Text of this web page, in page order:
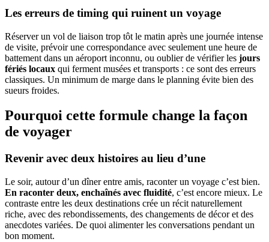
Les erreurs de timing qui ruinent un voyage
Réserver un vol de liaison trop tôt le matin après une journée intense
de visite, prévoir une correspondance avec seulement une heure de
battement dans un aéroport inconnu, ou oublier de vérifier les jours
fériés locaux qui ferment musées et transports : ce sont des erreurs
classiques. Un minimum de marge dans le planning évite bien des
sueurs froides.
Pourquoi cette formule change la façon
de voyager
Revenir avec deux histoires au lieu d’une
Le soir, autour d’un dîner entre amis, raconter un voyage c’est bien.
En raconter deux, enchaînés avec fluidité, c’est encore mieux. Le
contraste entre les deux destinations crée un récit naturellement
riche, avec des rebondissements, des changements de décor et des
anecdotes variées. De quoi alimenter les conversations pendant un
bon moment.